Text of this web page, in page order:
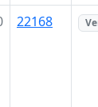
22168